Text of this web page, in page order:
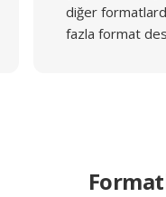
diğer
fazla format